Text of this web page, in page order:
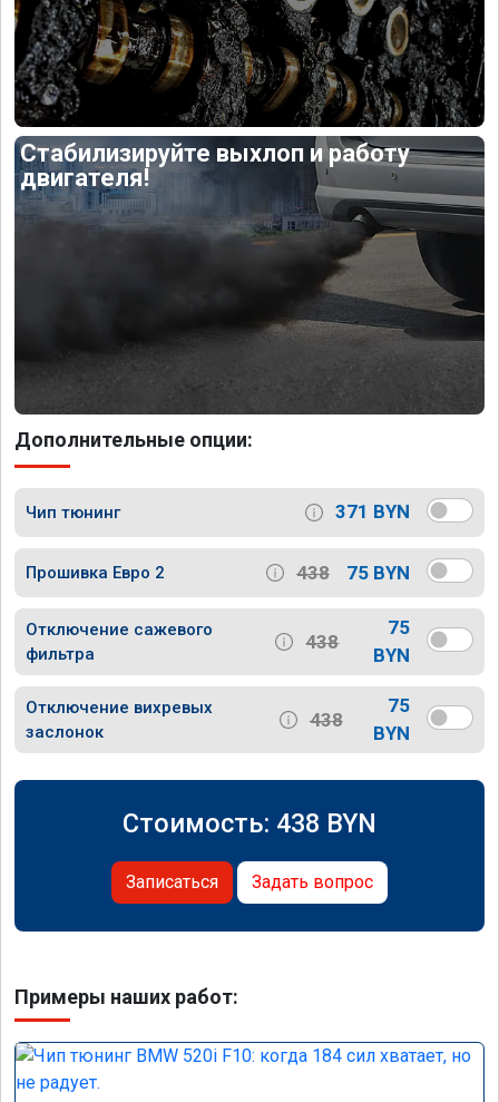
Стабилизируйте выхлоп и работу
двигателя!
Дополнительные опции:
Чип тюнинг 371 BYN
Прошивка Евро 2 438 75 BYN
Отключение сажевого
фильтра
438
75
BYN
Отключение вихревых
заслонок
438
75
BYN
Стоимость: 438 BYN
Записаться Задать вопрос
Примеры наших работ: